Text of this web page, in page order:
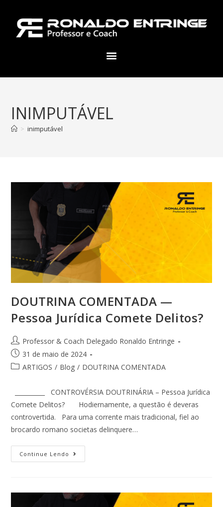
INIMPUTÁVEL
> inimputável
DOUTRINA COMENTADA —
Pessoa Jurídica Comete Delitos?
Professor & Coach Delegado Ronaldo Entringe
31 de maio de 2024
ARTIGOS / Blog / DOUTRINA COMENTADA
__________ CONTROVÉRSIA DOUTRINÁRIA – Pessoa Jurídica
Comete Delitos? Hodiernamente, a questão é deveras
controvertida. Para uma corrente mais tradicional, fiel ao
brocardo romano societas delinquere…
Continue Lendo